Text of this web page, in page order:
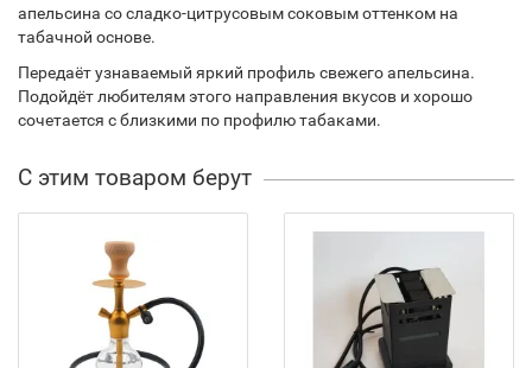
апельсина со сладко-цитрусовым соковым оттенком на
табачной основе.
Передаёт узнаваемый яркий профиль свежего апельсина.
Подойдёт любителям этого направления вкусов и хорошо
сочетается с близкими по профилю табаками.
С этим товаром берут